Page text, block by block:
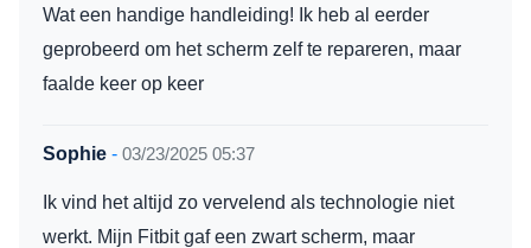
Wat een handige handleiding! Ik heb al eerder
geprobeerd om het scherm zelf te repareren, maar
faalde keer op keer
Sophie - 03/23/2025 05:37
Ik vind het altijd zo vervelend als technologie niet
werkt. Mijn Fitbit gaf een zwart scherm, maar